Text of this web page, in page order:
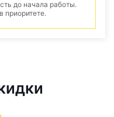
до начала работы.
приоритете.